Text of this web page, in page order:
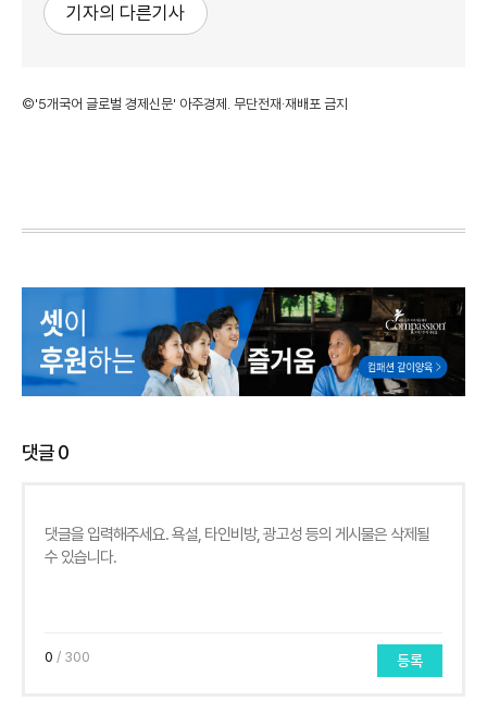
기자의 다른기사
©'5개국어 글로벌 경제신문' 아주경제. 무단전재·재배포 금지
댓글0
0 / 300 등록